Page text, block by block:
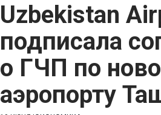
Uzbekistan
подписала
о ГЧП по
аэропорту